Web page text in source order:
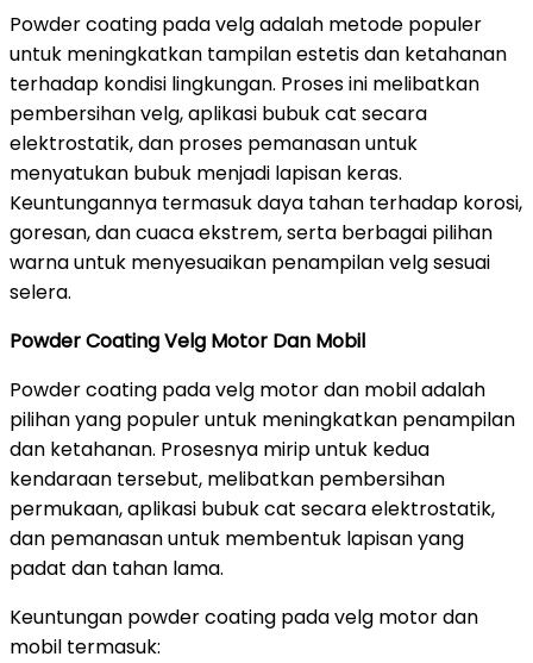
Powder coating pada velg adalah metode populer
untuk meningkatkan tampilan estetis dan ketahanan
terhadap kondisi lingkungan. Proses ini melibatkan
pembersihan velg, aplikasi bubuk cat secara
elektrostatik, dan proses pemanasan untuk
menyatukan bubuk menjadi lapisan keras.
Keuntungannya termasuk daya tahan terhadap korosi,
goresan, dan cuaca ekstrem, serta berbagai pilihan
warna untuk menyesuaikan penampilan velg sesuai
selera.
Powder Coating Velg Motor Dan Mobil
Powder coating pada velg motor dan mobil adalah
pilihan yang populer untuk meningkatkan penampilan
dan ketahanan. Prosesnya mirip untuk kedua
kendaraan tersebut, melibatkan pembersihan
permukaan, aplikasi bubuk cat secara elektrostatik,
dan pemanasan untuk membentuk lapisan yang
padat dan tahan lama.
Keuntungan powder coating pada velg motor dan
mobil termasuk: